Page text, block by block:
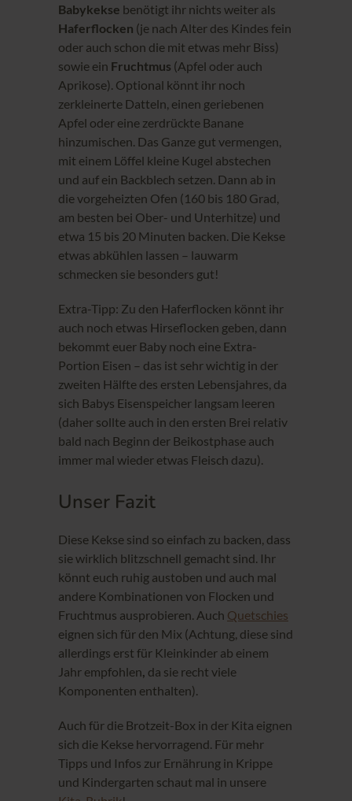
Babykekse benötigt ihr nichts weiter als
Haferflocken (je nach Alter des Kindes fein
oder auch schon die mit etwas mehr Biss)
sowie ein Fruchtmus (Apfel oder auch
Aprikose). Optional könnt ihr noch
zerkleinerte Datteln, einen geriebenen
Apfel oder eine zerdrückte Banane
hinzumischen. Das Ganze gut vermengen,
mit einem Löffel kleine Kugel abstechen
und auf ein Backblech setzen. Dann ab in
die vorgeheizten Ofen (160 bis 180 Grad,
am besten bei Ober- und Unterhitze) und
etwa 15 bis 20 Minuten backen. Die Kekse
etwas abkühlen lassen – lauwarm
schmecken sie besonders gut!
Extra-Tipp: Zu den Haferflocken könnt ihr
auch noch etwas Hirseflocken geben, dann
bekommt euer Baby noch eine Extra-
Portion Eisen – das ist sehr wichtig in der
zweiten Hälfte des ersten Lebensjahres, da
sich Babys Eisenspeicher langsam leeren
(daher sollte auch in den ersten Brei relativ
bald nach Beginn der Beikostphase auch
immer mal wieder etwas Fleisch dazu).
Unser Fazit
Diese Kekse sind so einfach zu backen, dass
sie wirklich blitzschnell gemacht sind. Ihr
könnt euch ruhig austoben und auch mal
andere Kombinationen von Flocken und
Fruchtmus ausprobieren. Auch Quetschies
eignen sich für den Mix (Achtung, diese sind
allerdings erst für Kleinkinder ab einem
Jahr empfohlen, da sie recht viele
Komponenten enthalten).
Auch für die Brotzeit-Box in der Kita eignen
sich die Kekse hervorragend. Für mehr
Tipps und Infos zur Ernährung in Krippe
und Kindergarten schaut mal in unsere